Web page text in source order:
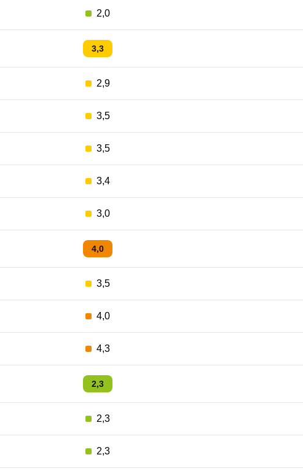
2,0
3,3
2,9
3,5
3,5
3,4
3,0
4,0
3,5
4,0
4,3
2,3
2,3
2,3